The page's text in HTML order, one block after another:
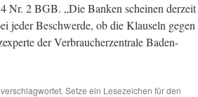
Nr. 2 BGB. „Die Banken scheinen derzeit
jeder Beschwerde, ob die Klauseln gegen
der Verbraucherzentrale Baden-
verschlagwortet. Setze ein Lesezeichen für den